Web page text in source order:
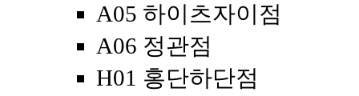
A05 하이츠자이점
A06 정관점
H01 홍단하단점